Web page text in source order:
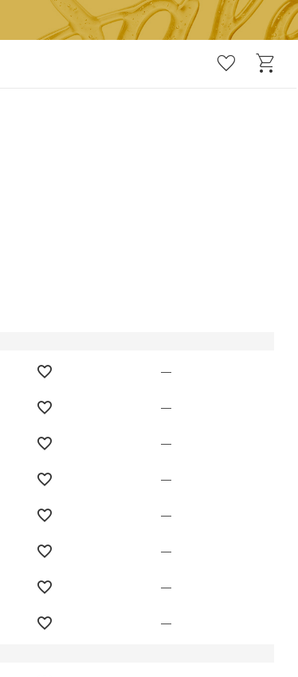
favorite shopping_cart
—
—
—
—
—
—
—
—